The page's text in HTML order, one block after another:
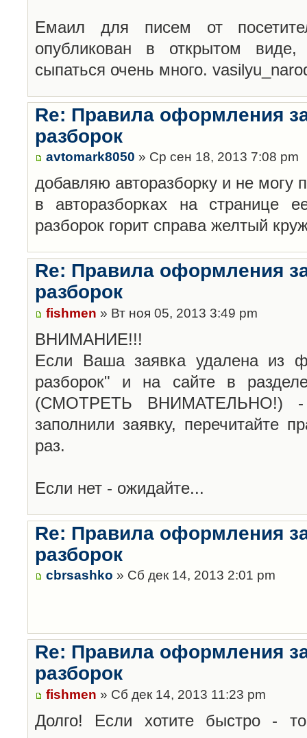
Емаил для писем от
опубликован в открытом
сыпаться очень много.
Re: Правила оформления
разборок
avtomark8050 » Ср сен 18, 2013 7:08 pm
добавляю авторазборку и не могу
в авторазборках на странице
разборок горит справа желтый
Re: Правила оформления
разборок
fishmen » Вт ноя 05, 2013 3:49 pm
ВНИМАНИЕ!!!
Если Ваша заявка удалена из
разборок" и на сайте в
(СМОТРЕТЬ ВНИМАТЕЛЬНО!)
заполнили заявку, перечитайте
раз.
Если нет - ожидайте...
Re: Правила оформления
разборок
cbrsashko » Сб дек 14, 2013 2:01 pm
Re: Правила оформления
разборок
fishmen » Сб дек 14, 2013 11:23 pm
Долго! Если хотите быстро -